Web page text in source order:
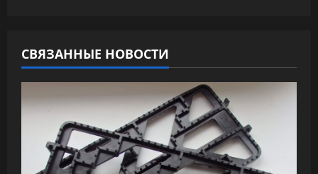
и
я
п
СВЯЗАННЫЕ НОВОСТИ